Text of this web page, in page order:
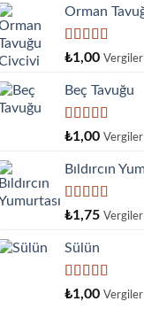
Orman
5 üzerinden
₺1,00
Beç Tavuğu
5
4.00
aldı
₺1,00
Bıldırcın
5
4.33oy
aldı
₺1,75
Sülün
5
₺1,00